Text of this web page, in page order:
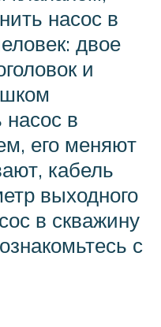
насос в
двое
и
насос в
его меняют
кабель
выходного
в скважину
с